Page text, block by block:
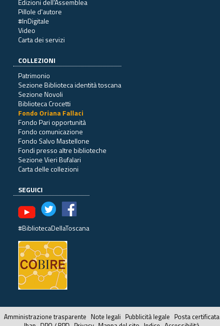
Edizioni dell'Assemblea
Pillole d'autore
#InDigitale
Video
Carta dei servizi
COLLEZIONI
Patrimonio
Sezione Biblioteca identità toscana
Sezione Novoli
Biblioteca Crocetti
Fondo Oriana Fallaci
Fondo Pari opportunità
Fondo comunicazione
Fondo Salvo Mastellone
Fondi presso altre biblioteche
Sezione Vieri Bufalari
Carta delle collezioni
SEGUICI
#BibliotecaDellaToscana
Amministrazione trasparente Note legali Pubblicità legale Posta certificata